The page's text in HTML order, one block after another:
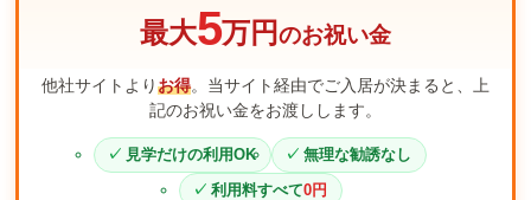
最大5万円のお祝い金
他社サイトよりお得。当サイト経由でご入居が決まると、上
記のお祝い金をお渡しします。
見学だけの利用OK
無理な勧誘なし
利用料すべて0円